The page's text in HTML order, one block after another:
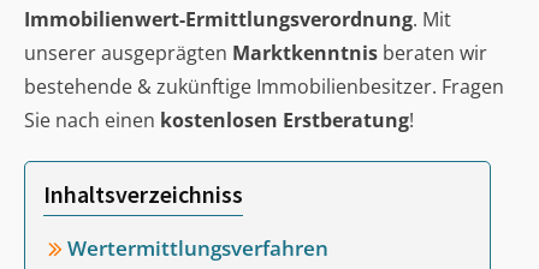
Immobilienwert-Ermittlungsverordnung. Mit
unserer ausgeprägten Marktkenntnis beraten wir
bestehende & zukünftige Immobilienbesitzer. Fragen
Sie nach einen kostenlosen Erstberatung!
Inhaltsverzeichniss
Wertermittlungsverfahren